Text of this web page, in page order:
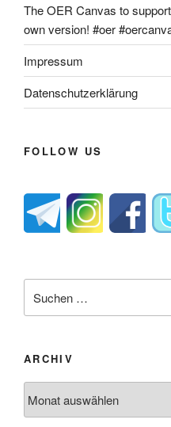
The OER Canvas to
own version! #oer
Impressum
Datenschutzerklärung
FOLLOW US
nach:
ARCHIV